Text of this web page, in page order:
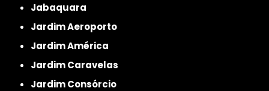
Jabaquara
Jardim Aeroporto
Jardim América
Jardim Caravelas
Jardim Consórcio